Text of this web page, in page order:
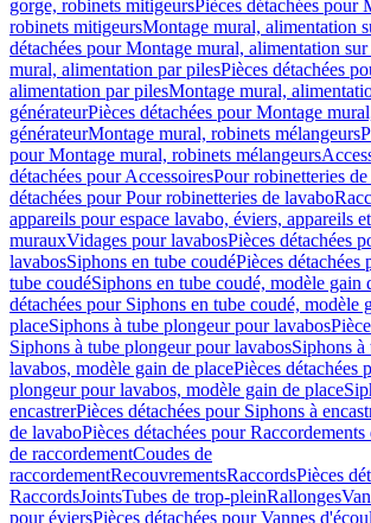
gorge, robinets mitigeursPièces détachées pour
robinets mitigeursMontage mural, alimentation
détachées pour Montage mural, alimentation sur
mural, alimentation par pilesPièces détachées
alimentation par pilesMontage mural,
générateurPièces détachées pour Montage
générateurMontage mural, robinets mélangeurs
pour Montage mural, robinets mélangeurs
détachées pour AccessoiresPour robinetteries
détachées pour Pour robinetteries de lavabo
appareils pour espace lavabo, éviers, appareils
murauxVidages pour lavabosPièces détachées
lavabosSiphons en tube coudéPièces détachées
tube coudéSiphons en tube coudé, modèle gain
détachées pour Siphons en tube coudé, modèle
placeSiphons à tube plongeur pour lavabos
Siphons à tube plongeur pour lavabosSiphons
lavabos, modèle gain de placePièces détachées
plongeur pour lavabos, modèle gain de place
encastrerPièces détachées pour Siphons à
de lavaboPièces détachées pour
de raccordementCoudes de
raccordementRecouvrementsRaccordsPièces
RaccordsJointsTubes de trop-pleinRallonges
pour éviersPièces détachées pour Vannes